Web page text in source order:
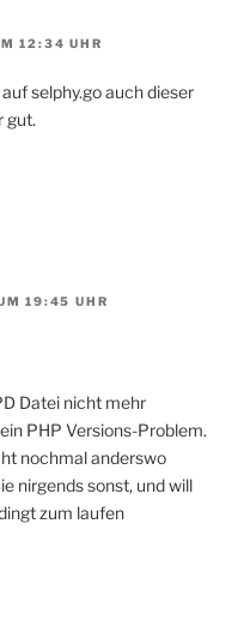
12:34 UHR
selphy.go auch dieser
gut.
19:45 UHR
Datei nicht mehr
PHP Versions-Problem.
nochmal anderswo
nirgends sonst, und will
zum laufen